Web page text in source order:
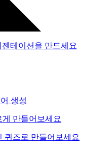
테이션을 만드세요
생성
만들어보세요
퀴즈로 만들어보세요